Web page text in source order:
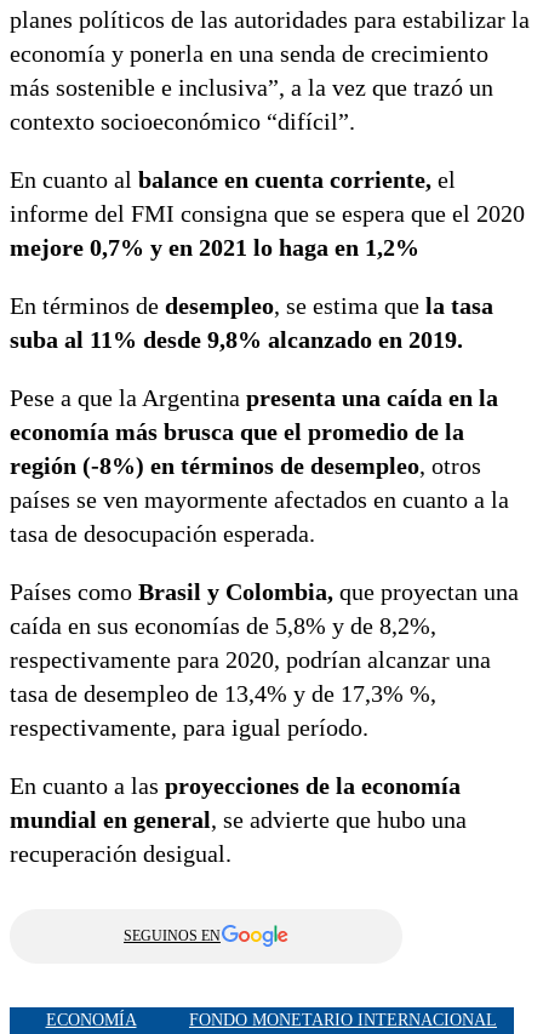
planes políticos de las autoridades para estabilizar la
economía y ponerla en una senda de crecimiento
más sostenible e inclusiva”, a la vez que trazó un
contexto socioeconómico “difícil”.
En cuanto al balance en cuenta corriente, el
informe del FMI consigna que se espera que el 2020
mejore 0,7% y en 2021 lo haga en 1,2%
En términos de desempleo, se estima que la tasa
suba al 11% desde 9,8% alcanzado en 2019.
Pese a que la Argentina presenta una caída en la
economía más brusca que el promedio de la
región (-8%) en términos de desempleo, otros
países se ven mayormente afectados en cuanto a la
tasa de desocupación esperada.
Países como Brasil y Colombia, que proyectan una
caída en sus economías de 5,8% y de 8,2%,
respectivamente para 2020, podrían alcanzar una
tasa de desempleo de 13,4% y de 17,3% %,
respectivamente, para igual período.
En cuanto a las proyecciones de la economía
mundial en general, se advierte que hubo una
recuperación desigual.
SEGUINOS EN
ECONOMÍA
FONDO MONETARIO INTERNACIONAL